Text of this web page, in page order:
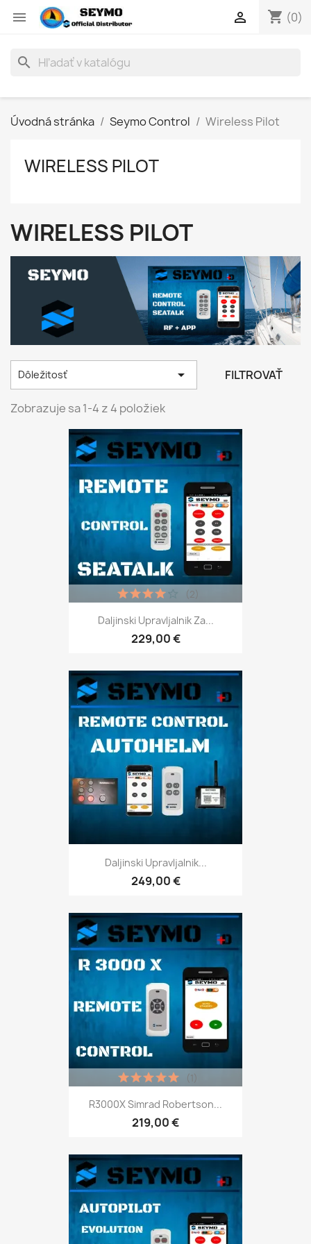
 shopping_cart (0)

search
Úvodná stránka Seymo Control Wireless Pilot
WIRELESS PILOT
WIRELESS PILOT
Dôležitosť  FILTROVAŤ
Zobrazuje sa 1-4 z 4 položiek
Daljinski Upravljalnik Za...
229,00 €
(2)
Daljinski Upravljalnik...
249,00 €
R3000X Simrad Robertson...
219,00 €
(1)